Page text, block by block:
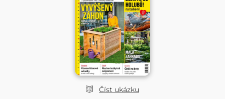
Číst ukázku